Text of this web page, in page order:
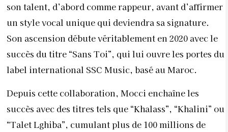
son talent, d’abord comme rappeur, avant d’affirmer
un style vocal unique qui deviendra sa signature.
Son ascension débute véritablement en 2020 avec le
succès du titre “Sans Toi”, qui lui ouvre les portes du
label international SSC Music, basé au Maroc.
Depuis cette collaboration, Mocci enchaîne les
succès avec des titres tels que “Khalass”, “Khalini” ou
“Talet Lghiba”, cumulant plus de 100 millions de